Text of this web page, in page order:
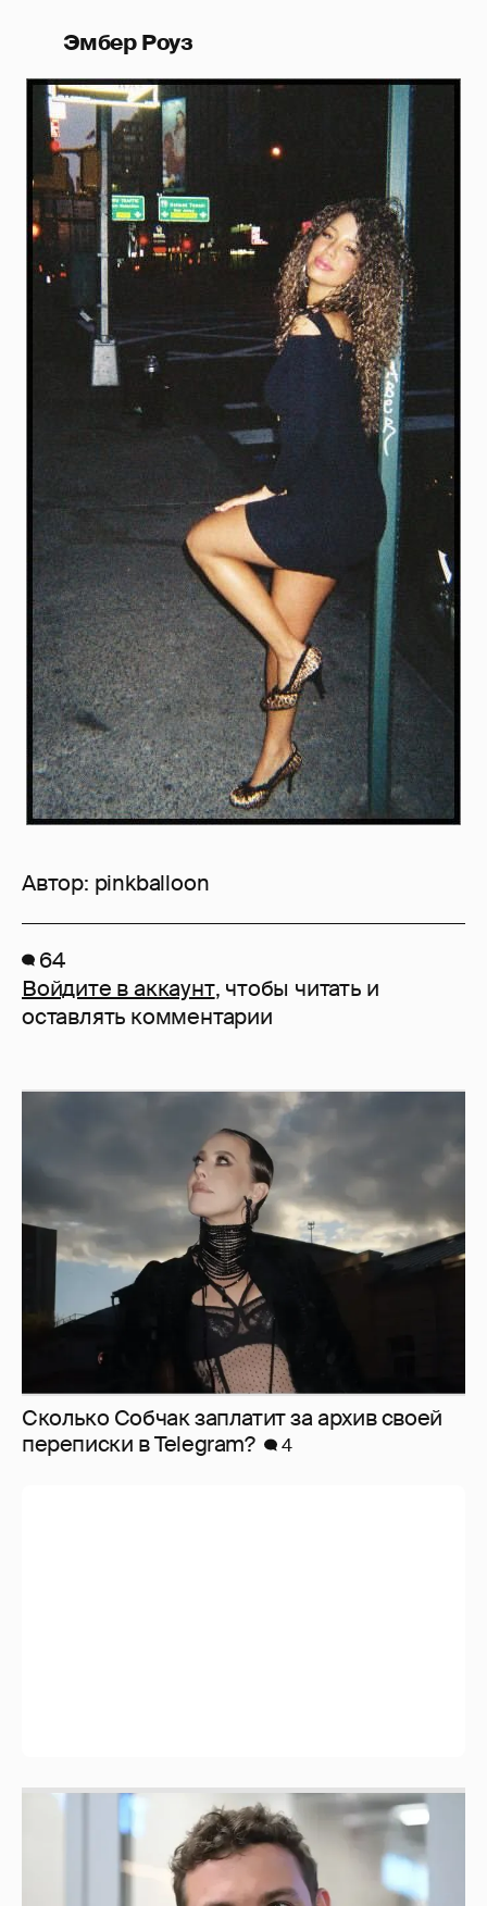
Эмбер Роуз
Автор: pinkballoon
64
Войдите в аккаунт, чтобы читать и
оставлять комментарии
Сколько Собчак заплатит за архив своей
перeписки в Telegram?
4
Никита Кологривый высказался насчёт